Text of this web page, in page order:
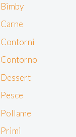
cookie e/o altri
contenuti
analizzare gli
Approfondisci
e imposta le tue
momento dalla
cookie tecnici e,
Bimby
Carne
Contorni
Contorno
Dessert
Pesce
Pollame
Primi